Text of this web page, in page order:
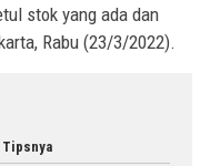
stok yang ada dan
Rabu (23/3/2022).
Tipsnya